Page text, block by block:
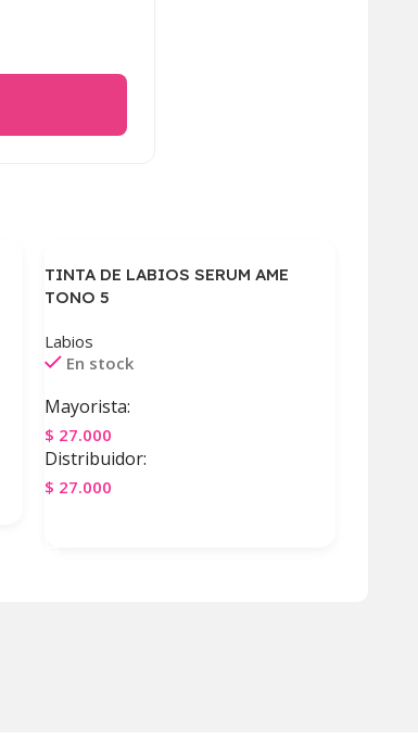
TINTA DE LABIOS SERUM AME
TONO 5
Labios
En stock
Mayorista:
$ 27.000
Distribuidor:
$ 27.000